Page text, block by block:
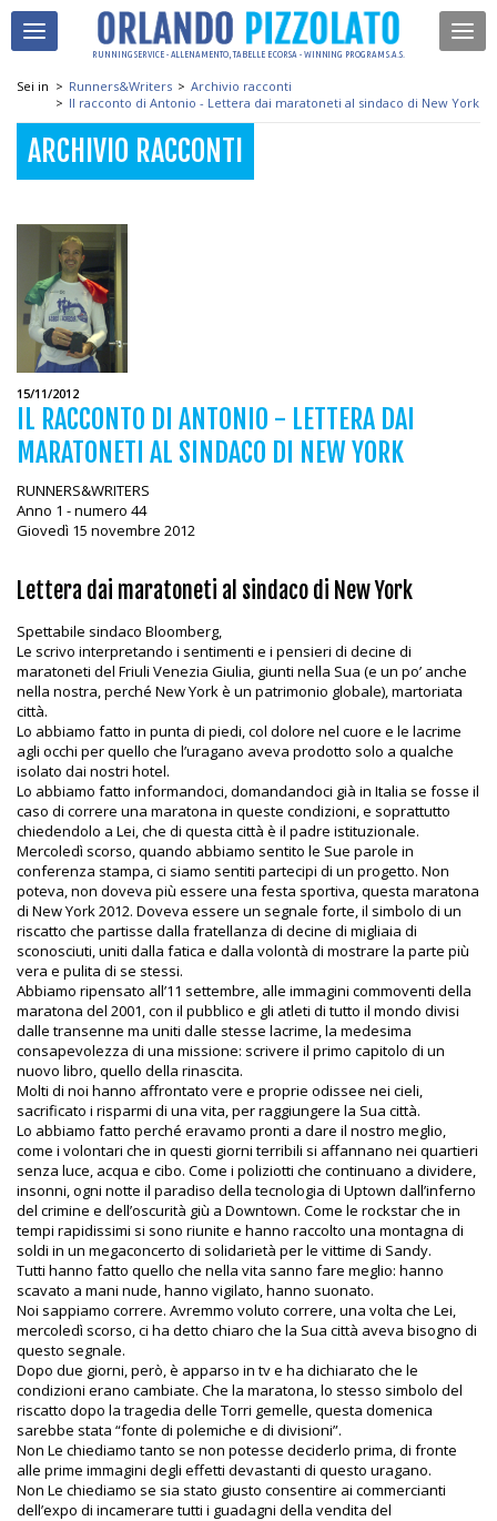
RUNNING SERVICE - ALLENAMENTO, TABELLE E CORSA - WINNING PROGRAM S.A.S.
Sei in > Runners&Writers > Archivio racconti
> Il racconto di Antonio - Lettera dai maratoneti al sindaco di New York
ARCHIVIO RACCONTI
15/11/2012
IL RACCONTO DI ANTONIO - LETTERA DAI
MARATONETI AL SINDACO DI NEW YORK
RUNNERS&WRITERS
Anno 1 - numero 44
Giovedì 15 novembre 2012
Lettera dai maratoneti al sindaco di New York
Spettabile sindaco Bloomberg,
Le scrivo interpretando i sentimenti e i pensieri di decine di
maratoneti del Friuli Venezia Giulia, giunti nella Sua (e un po’ anche
nella nostra, perché New York è un patrimonio globale), martoriata
città.
Lo abbiamo fatto in punta di piedi, col dolore nel cuore e le lacrime
agli occhi per quello che l’uragano aveva prodotto solo a qualche
isolato dai nostri hotel.
Lo abbiamo fatto informandoci, domandandoci già in Italia se fosse il
caso di correre una maratona in queste condizioni, e soprattutto
chiedendolo a Lei, che di questa città è il padre istituzionale.
Mercoledì scorso, quando abbiamo sentito le Sue parole in
conferenza stampa, ci siamo sentiti partecipi di un progetto. Non
poteva, non doveva più essere una festa sportiva, questa maratona
di New York 2012. Doveva essere un segnale forte, il simbolo di un
riscatto che partisse dalla fratellanza di decine di migliaia di
sconosciuti, uniti dalla fatica e dalla volontà di mostrare la parte più
vera e pulita di se stessi.
Abbiamo ripensato all’11 settembre, alle immagini commoventi della
maratona del 2001, con il pubblico e gli atleti di tutto il mondo divisi
dalle transenne ma uniti dalle stesse lacrime, la medesima
consapevolezza di una missione: scrivere il primo capitolo di un
nuovo libro, quello della rinascita.
Molti di noi hanno affrontato vere e proprie odissee nei cieli,
sacrificato i risparmi di una vita, per raggiungere la Sua città.
Lo abbiamo fatto perché eravamo pronti a dare il nostro meglio,
come i volontari che in questi giorni terribili si affannano nei quartieri
senza luce, acqua e cibo. Come i poliziotti che continuano a dividere,
insonni, ogni notte il paradiso della tecnologia di Uptown dall’inferno
del crimine e dell’oscurità giù a Downtown. Come le rockstar che in
tempi rapidissimi si sono riunite e hanno raccolto una montagna di
soldi in un megaconcerto di solidarietà per le vittime di Sandy.
Tutti hanno fatto quello che nella vita sanno fare meglio: hanno
scavato a mani nude, hanno vigilato, hanno suonato.
Noi sappiamo correre. Avremmo voluto correre, una volta che Lei,
mercoledì scorso, ci ha detto chiaro che la Sua città aveva bisogno di
questo segnale.
Dopo due giorni, però, è apparso in tv e ha dichiarato che le
condizioni erano cambiate. Che la maratona, lo stesso simbolo del
riscatto dopo la tragedia delle Torri gemelle, questa domenica
sarebbe stata “fonte di polemiche e di divisioni”.
Non Le chiediamo tanto se non potesse deciderlo prima, di fronte
alle prime immagini degli effetti devastanti di questo uragano.
Non Le chiediamo se sia stato giusto consentire ai commercianti
dell’expo di incamerare tutti i guadagni della vendita del